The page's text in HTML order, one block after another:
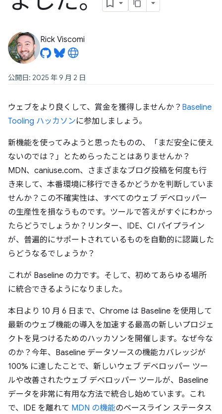
Rick Viscomi
公開日: 2025 年 9 月 2 日
ウェブをより良くして、賞金を獲得しませんか？ Baseline
Tooling ハッカソンに参加しましょう。
新機能を使ってみようと思ったものの、「まだ安全に使え
ないのでは？」とためらったことはありませんか？
MDN、caniuse.com、さまざまなブログ投稿を何度も行
き来して、本番環境に移行できるかどうかを判断していま
せんか？この不確実性は、すべてのウェブ デベロッパー
の生産性を損なうものです。ツールで答えがすぐにわかっ
たらどうでしょうか？リンター、IDE、CI パイプライン
が、普遍的にサポートされているものを自動的に認識した
らどうなるでしょうか？
これが Baseline の力です。そして、初めてあらゆる場所
に統合できるようになりました。
本日より 10 月 6 日まで、Chrome は Baseline を使用して
最新のウェブ機能の導入を加速する最高の新しいプロジェ
クトを見つけるためのハッカソンを開催します。なぜ今な
のか？今年、Baseline データソースの機能カバレッジが
100% に達したことで、新しいウェブ デベロッパー ツー
ルや改善されたウェブ デベロッパー ツールが、Baseline
データを非常に有用な方法で統合し始めています。これ
で、IDE を離れて MDN の機能のベースライン ステータス